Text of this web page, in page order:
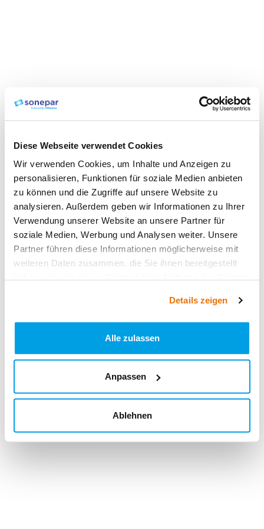
Diese Webseite verwendet Cookies
Wir verwenden Cookies, um Inhalte und Anzeigen zu
personalisieren, Funktionen für soziale Medien anbieten
zu können und die Zugriffe auf unsere Website zu
analysieren. Außerdem geben wir Informationen zu Ihrer
Verwendung unserer Website an unsere Partner für
soziale Medien, Werbung und Analysen weiter. Unsere
Partner führen diese Informationen möglicherweise mit
weiteren Daten zusammen, die Sie ihnen bereitgestellt
Details zeigen
Alle zulassen
Anpassen
Ablehnen